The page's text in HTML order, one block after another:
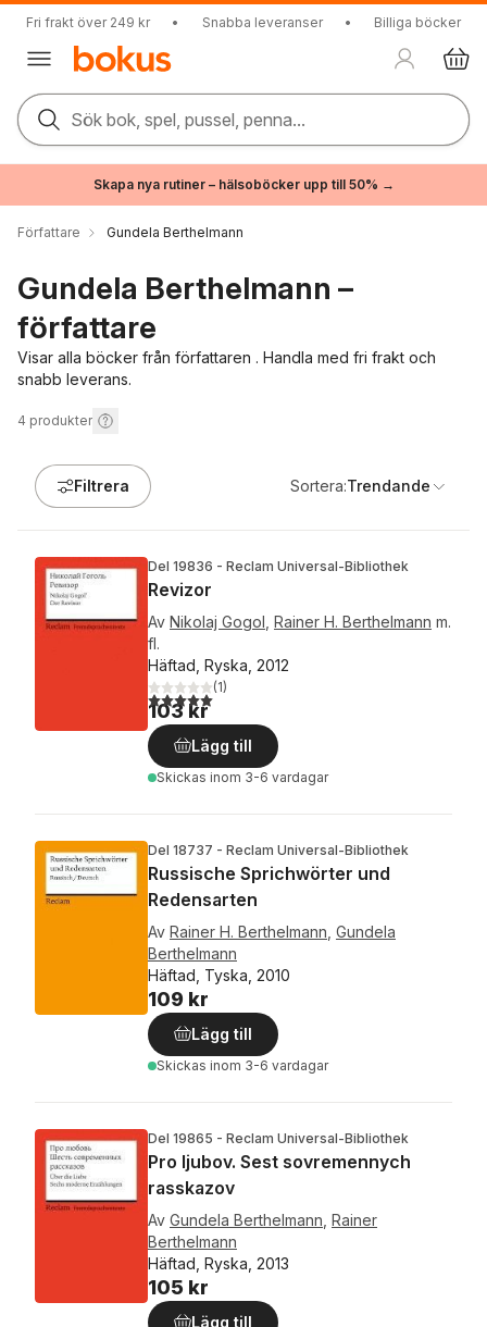
Fri frakt över 249 kr • Snabba leveranser • Billiga böcker
Sök bok, spel, pussel, penna...
Skapa nya rutiner – hälsoböcker upp till 50% →
Författare Gundela Berthelmann
Gundela Berthelmann –
författare
Visar alla böcker från författaren . Handla med fri frakt och
snabb leverans.
4 produkter
Filtrera Sortera:Trendande
Del 19836 - Reclam Universal-Bibliothek
Revizor
Av Nikolaj Gogol Rainer H. Berthelmann m.
fl.
Häftad, Ryska, 2012
5,0utav 5 stjärnor. Totalt antal röster:
(1)
103 kr
Lägg till
Skickas inom 3-6 vardagar
Del 18737 - Reclam Universal-Bibliothek
Russische Sprichwörter und
Redensarten
Av Rainer H. Berthelmann Gundela
Berthelmann
Häftad, Tyska, 2010
109 kr
Lägg till
Skickas inom 3-6 vardagar
Del 19865 - Reclam Universal-Bibliothek
Pro ljubov. Sest sovremennych
rasskazov
Av Gundela Berthelmann Rainer
Berthelmann
Häftad, Ryska, 2013
105 kr
Lägg till